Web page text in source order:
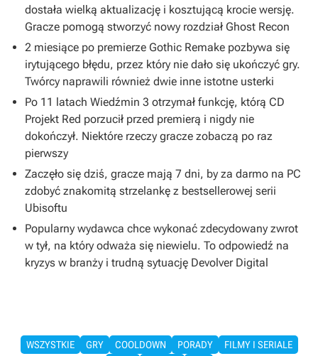
dostała wielką aktualizację i kosztującą krocie wersję.
Gracze pomogą stworzyć nowy rozdział Ghost Recon
2 miesiące po premierze Gothic Remake pozbywa się
irytującego błędu, przez który nie dało się ukończyć gry.
Twórcy naprawili również dwie inne istotne usterki
Po 11 latach Wiedźmin 3 otrzymał funkcję, którą CD
Projekt Red porzucił przed premierą i nigdy nie
dokończył. Niektóre rzeczy gracze zobaczą po raz
pierwszy
Zaczęło się dziś, gracze mają 7 dni, by za darmo na PC
zdobyć znakomitą strzelankę z bestsellerowej serii
Ubisoftu
Popularny wydawca chce wykonać zdecydowany zwrot
w tył, na który odważa się niewielu. To odpowiedź na
kryzys w branży i trudną sytuację Devolver Digital
WSZYSTKIE GRY COOLDOWN PORADY
FILMY I SERIALE